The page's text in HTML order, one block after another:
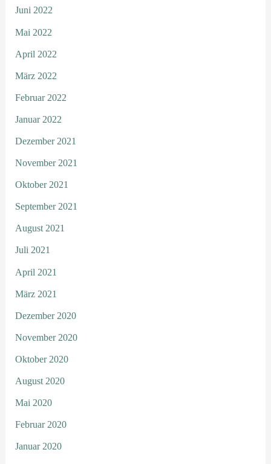
Juni 2022
Mai 2022
April 2022
März 2022
Februar 2022
Januar 2022
Dezember 2021
November 2021
Oktober 2021
September 2021
August 2021
Juli 2021
April 2021
März 2021
Dezember 2020
November 2020
Oktober 2020
August 2020
Mai 2020
Februar 2020
Januar 2020